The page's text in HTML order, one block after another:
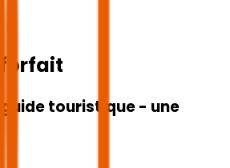
forfait
guide touristique - une